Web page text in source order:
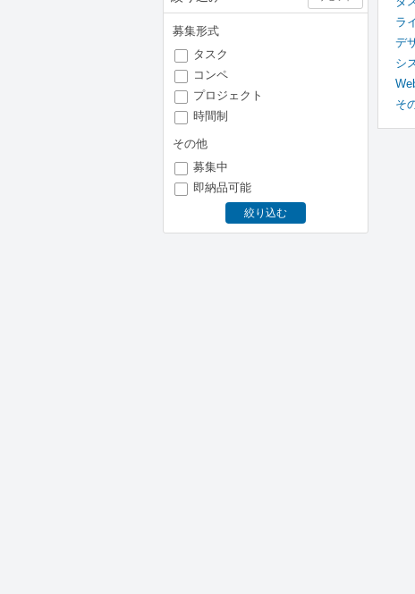
募集形式
タスク
コンペ
プロジェクト
時間制
その他
募集中
即納品可能
絞り込む
ラ
デ
シ
そ